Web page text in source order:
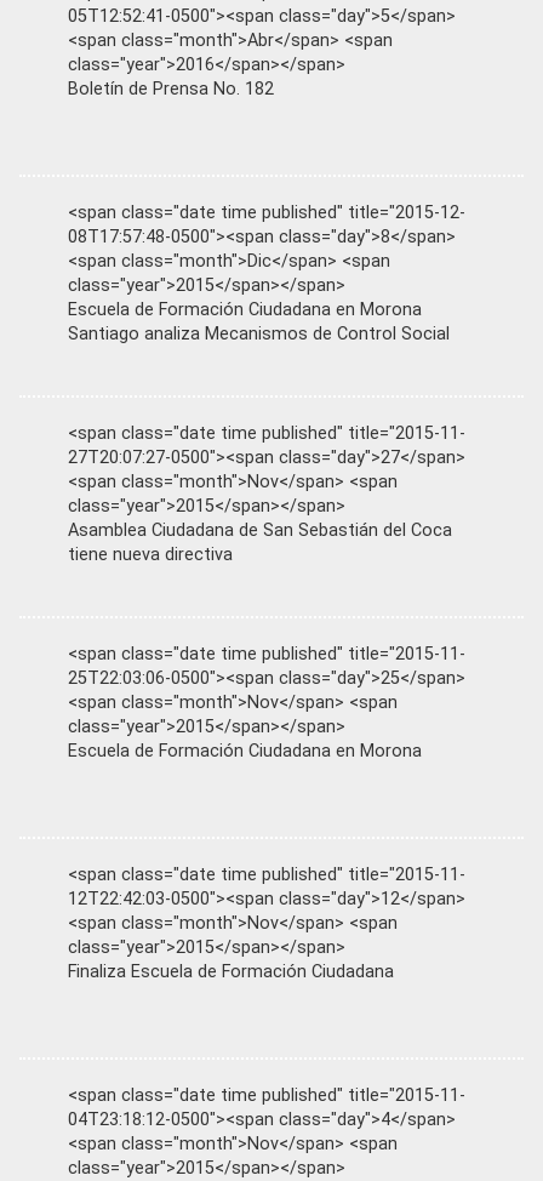
05T12:52:41-0500"><span class="day">5</span>
<span class="month">Abr</span> <span
class="year">2016</span></span>
Boletín de Prensa No. 182
<span class="date time published" title="2015-12-
08T17:57:48-0500"><span class="day">8</span>
<span class="month">Dic</span> <span
class="year">2015</span></span>
Escuela de Formación Ciudadana en Morona
Santiago analiza Mecanismos de Control Social
<span class="date time published" title="2015-11-
27T20:07:27-0500"><span class="day">27</span>
<span class="month">Nov</span> <span
class="year">2015</span></span>
Asamblea Ciudadana de San Sebastián del Coca
tiene nueva directiva
<span class="date time published" title="2015-11-
25T22:03:06-0500"><span class="day">25</span>
<span class="month">Nov</span> <span
class="year">2015</span></span>
Escuela de Formación Ciudadana en Morona
<span class="date time published" title="2015-11-
12T22:42:03-0500"><span class="day">12</span>
<span class="month">Nov</span> <span
class="year">2015</span></span>
Finaliza Escuela de Formación Ciudadana
<span class="date time published" title="2015-11-
04T23:18:12-0500"><span class="day">4</span>
<span class="month">Nov</span> <span
class="year">2015</span></span>